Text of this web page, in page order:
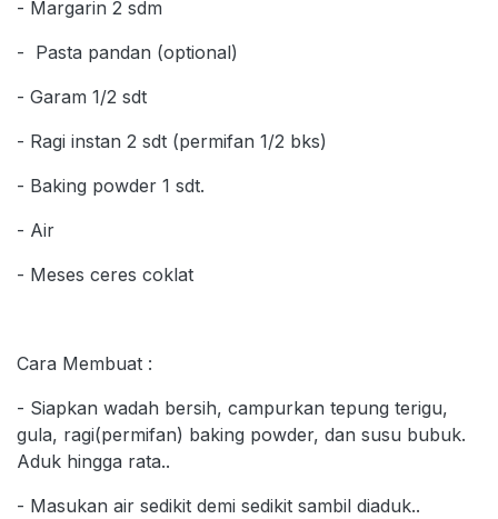
- Margarin 2 sdm
- Pasta pandan (optional)
- Garam 1/2 sdt
- Ragi instan 2 sdt (permifan 1/2 bks)
- Baking powder 1 sdt.
- Air
- Meses ceres coklat
Cara Membuat :
- Siapkan wadah bersih, campurkan tepung terigu,
gula, ragi(permifan) baking powder, dan susu bubuk.
Aduk hingga rata..
- Masukan air sedikit demi sedikit sambil diaduk..